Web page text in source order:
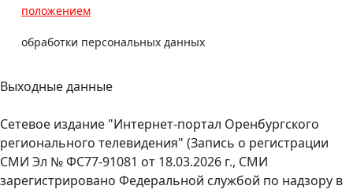
положением
обработки персональных данных
Выходные данные
Сетевое издание "Интернет-портал Оренбургского
регионального телевидения" (Запись о регистрации
СМИ Эл № ФС77-91081 от 18.03.2026 г., СМИ
зарегистрировано Федеральной службой по надзору в